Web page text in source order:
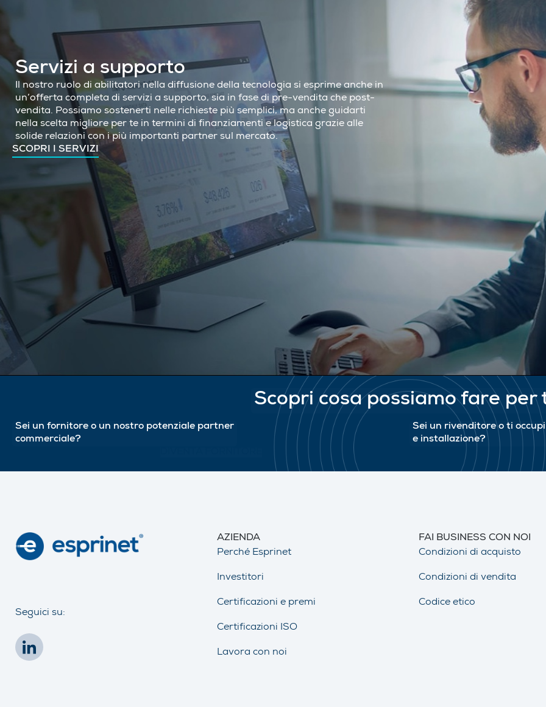
Servizi a supporto
Il nostro ruolo di abilitatori nella diffusione della tecnologia si esprime anche in
un’offerta completa di servizi a supporto, sia in fase di pre-vendita che post-
vendita. Possiamo sostenerti nelle richieste più semplici, ma anche guidarti
nella scelta migliore per te in termini di finanziamenti e logistica grazie alle
solide relazioni con i più importanti partner sul mercato.
SCOPRI I SERVIZI
Scopri cosa possiamo fare per
Sei un fornitore o un nostro potenziale partner
commerciale?
Sei un rivenditore o ti
e installazione?
Seguici su:
AZIENDA
Perché Esprinet
Investitori
Certificazioni e premi
Certificazioni ISO
Lavora con noi
FAI BUSINESS CON NOI
Condizioni di acquisto
Condizioni di vendita
Codice etico